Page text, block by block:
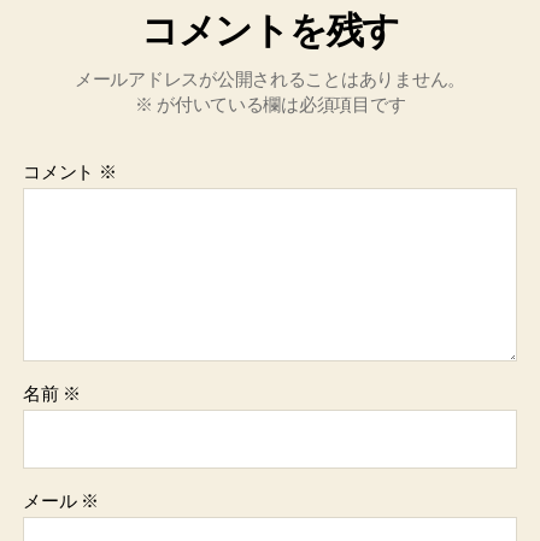
コメントを残す
メールアドレスが公開されることはありません。
※ が付いている欄は必須項目です
コメント ※
名前 ※
メール ※